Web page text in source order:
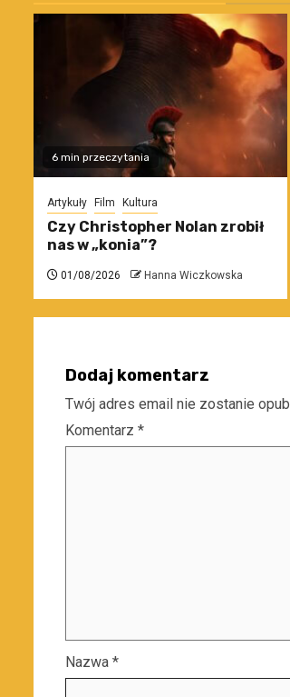
6 min przeczytania
Artykuły Film Kultura
Czy Christopher Nolan zrobił
nas w „konia”?
01/08/2026 Hanna Wiczkowska
Dodaj komentarz
Twój adres email nie zostanie
Komentarz *
Nazwa *